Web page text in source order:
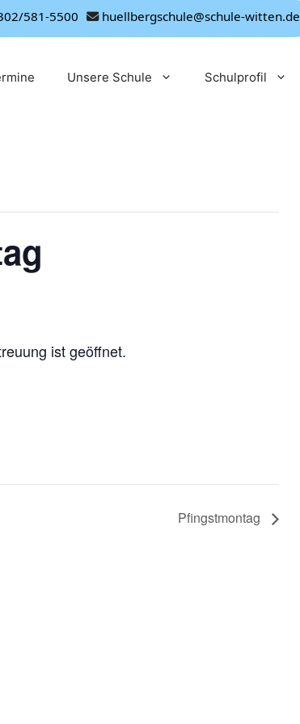
581-5500 huellbergschule@schule-witten.de
Unsere Schule Schulprofil
ist geöffnet.
Pfingstmontag